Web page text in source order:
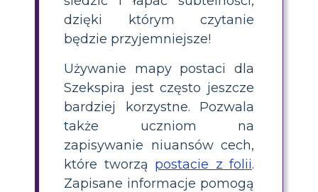
dzięki którym czytanie
będzie przyjemniejsze!
Używanie mapy postaci dla
Szekspira jest często jeszcze
bardziej korzystne. Pozwala
także uczniom na
zapisywanie niuansów cech,
które tworzą postacie z folii.
Zapisane informacje pomogą